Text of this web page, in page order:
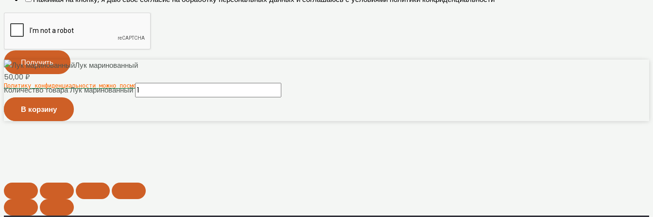
Получить
Политику конфиденциальности можно посмотреть здесь
×
Лук маринованный
50,00₽
Количество товара Лук маринованный
В корзину